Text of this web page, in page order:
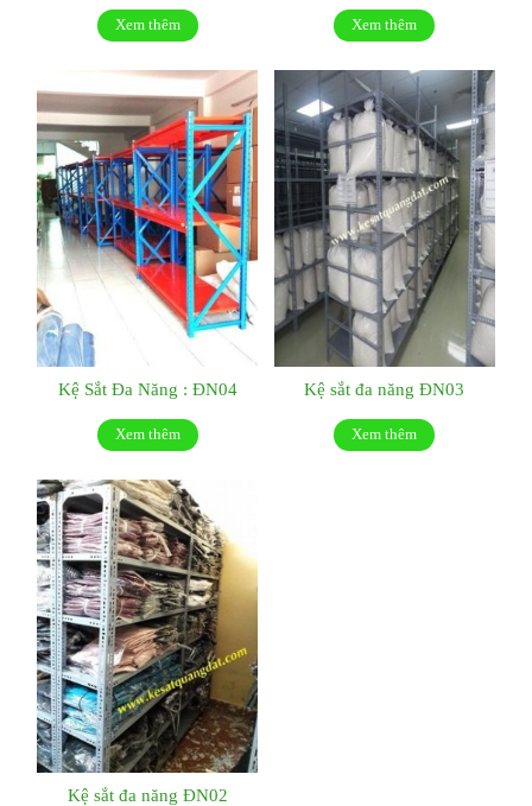
Xem thêm Xem thêm
Kệ Sắt Đa Năng : ĐN04
Xem thêm
Kệ sắt đa năng ĐN03
Xem thêm
Kệ sắt đa năng ĐN02